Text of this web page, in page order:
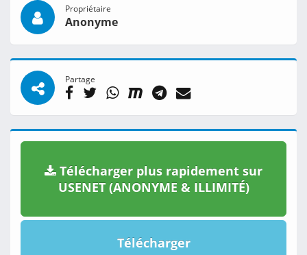
Propriétaire
Anonyme
Partage
Télécharger plus rapidement sur
USENET (ANONYME & ILLIMITÉ)
Télécharger